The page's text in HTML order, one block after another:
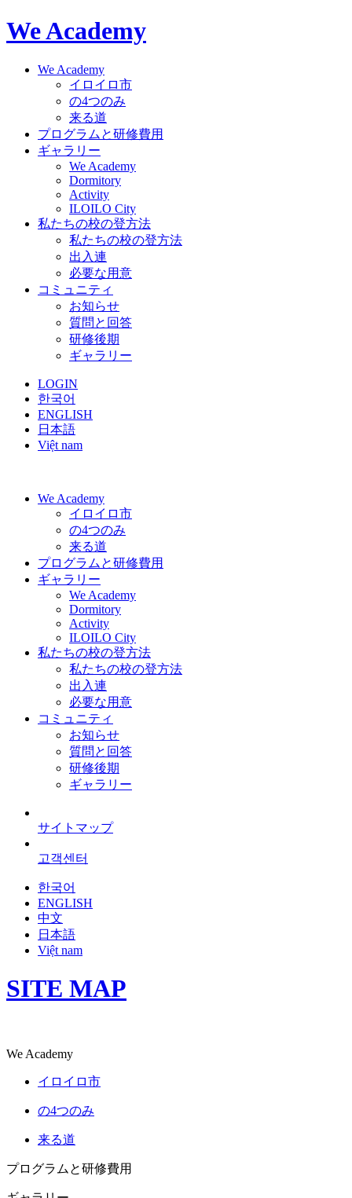
We Academy
We Academy
イロイロ市
の4つのみ
来る道
プログラムと研修費用
ギャラリー
We Academy
Dormitory
Activity
ILOILO City
私たちの校の登方法
私たちの校の登方法
出入連
必要な用意
コミュニティ
お知らせ
質問と回答
研修後期
ギャラリー
LOGIN
한국어
ENGLISH
日本語
Việt nam
We Academy
イロイロ市
の4つのみ
来る道
プログラムと研修費用
ギャラリー
We Academy
Dormitory
Activity
ILOILO City
私たちの校の登方法
私たちの校の登方法
出入連
必要な用意
コミュニティ
お知らせ
質問と回答
研修後期
ギャラリー
サイトマップ
고객센터
한국어
ENGLISH
中文
日本語
Việt nam
SITE MAP
We Academy
イロイロ市
の4つのみ
来る道
プログラムと研修費用